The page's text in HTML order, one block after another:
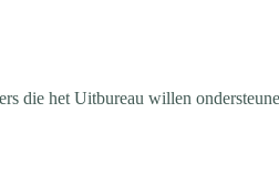
die het Uitbureau willen